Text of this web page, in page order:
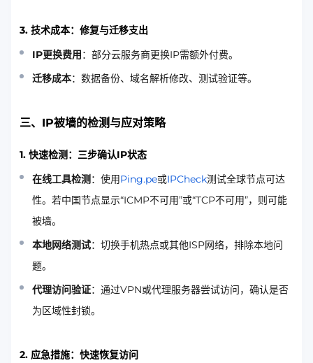
3. 技术成本：修复与迁移支出
IP更换费用：部分云服务商更换IP需额外付费。
迁移成本：数据备份、域名解析修改、测试验证等。
三、IP被墙的检测与应对策略
1. 快速检测：三步确认IP状态
在线工具检测 ：使用Ping.pe或IPCheck测试全球节点可达
性。若中国节点显示“ICMP不可用”或“TCP不可用”，则可能
被墙。
本地网络测试：切换手机热点或其他ISP网络，排除本地问
题。
代理访问验证：通过VPN或代理服务器尝试访问，确认是否
为区域性封锁。
2. 应急措施：快速恢复访问